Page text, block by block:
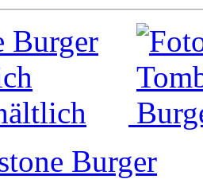
Burger